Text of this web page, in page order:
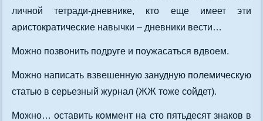
личной тетради-дневнике, кто еще имеет эти
аристократические навычки – дневники вести…
Можно позвонить подруге и поужасаться вдвоем.
Можно написать взвешенную занудную полемическую
статью в серьезный журнал (ЖЖ тоже сойдет).
Можно… оставить коммент на сто пятьдесят знаков в